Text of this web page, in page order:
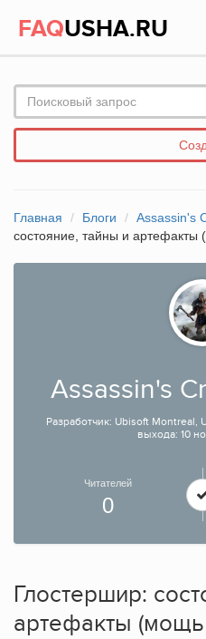
FAQUSHA.RU
Главная Блоги Assassin's
состояние, тайны и
Assassin's
Разработчик: Ubisoft Montreal,
выхода: 10
Читателей
0
Глостершир:
артефакты